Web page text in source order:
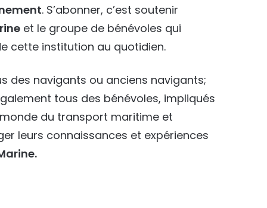
. S’abonner, c’est soutenir
et le groupe de bénévoles qui
cette institution au quotidien.
des navigants ou anciens navigants;
tous des bénévoles, impliqués
du transport maritime et
leurs connaissances et expériences